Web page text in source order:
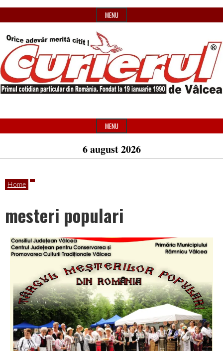
to
MENU
Curierul
de
Vâlcea
din
România
Header
Widget
MENU
6 august 2026
Home
mesteri populari